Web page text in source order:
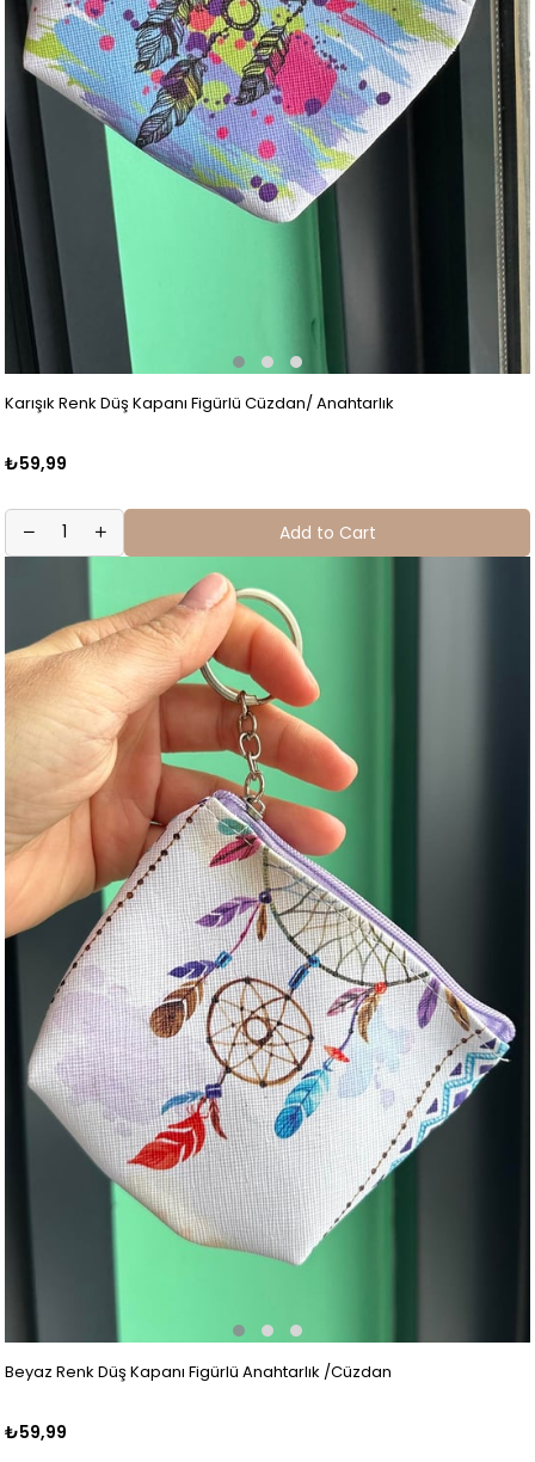
Karışık Renk Düş Kapanı Figürlü Cüzdan/ Anahtarlık
₺59,99
Add to Cart
Beyaz Renk Düş Kapanı Figürlü Anahtarlık /Cüzdan
₺59,99